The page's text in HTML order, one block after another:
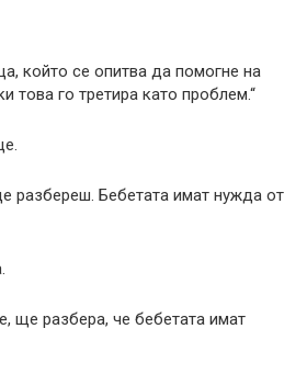
който се опитва да помогне на
това го третира като проблем.“
разбереш. Бебетата имат нужда от
ще разбера, че бебетата имат